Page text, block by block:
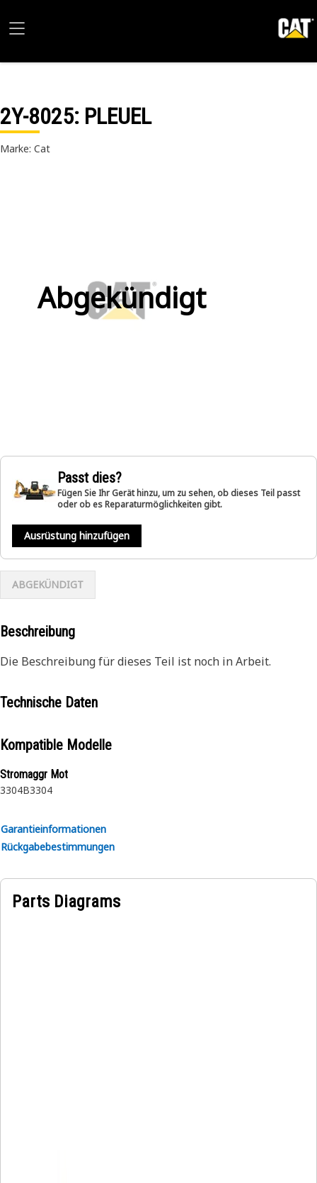
2Y-8025: PLEUEL
Marke: Cat
Abgekündigt
Passt dies?
Fügen Sie Ihr Gerät hinzu, um zu sehen, ob dieses Teil passt
oder ob es Reparaturmöglichkeiten gibt.
Ausrüstung hinzufügen
ABGEKÜNDIGT
Beschreibung
Die Beschreibung für dieses Teil ist noch in Arbeit.
Technische Daten
Kompatible Modelle
Stromaggr Mot
3304B3304
Garantieinformationen
Rückgabebestimmungen
Parts Diagrams